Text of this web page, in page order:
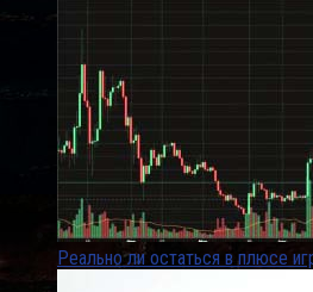
Реально ли остаться в плюсе